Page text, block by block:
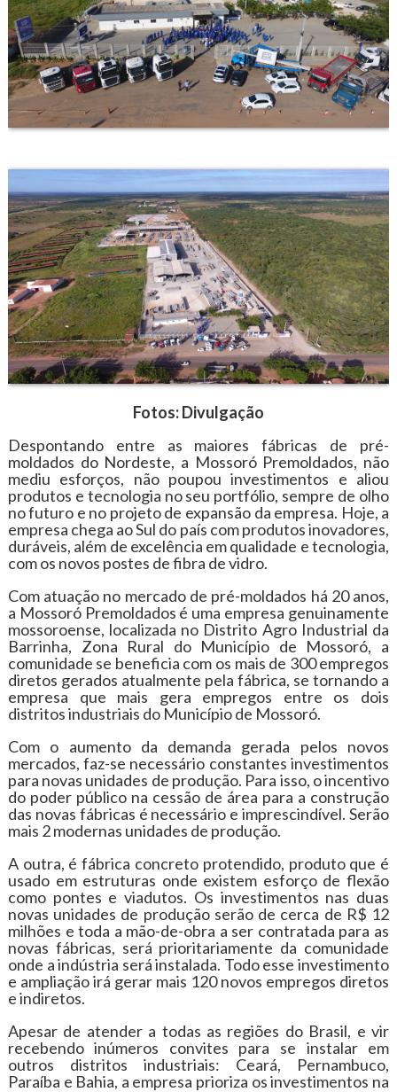
Fotos: Divulgação
Despontando entre as maiores fábricas de pré-
moldados do Nordeste, a Mossoró Premoldados, não
mediu esforços, não poupou investimentos e aliou
produtos e tecnologia no seu portfólio, sempre de olho
no futuro e no projeto de expansão da empresa. Hoje, a
empresa chega ao Sul do país com produtos inovadores,
duráveis, além de excelência em qualidade e tecnologia,
com os novos postes de fibra de vidro.
Com atuação no mercado de pré-moldados há 20 anos,
a Mossoró Premoldados é uma empresa genuinamente
mossoroense, localizada no Distrito Agro Industrial da
Barrinha, Zona Rural do Município de Mossoró, a
comunidade se beneficia com os mais de 300 empregos
diretos gerados atualmente pela fábrica, se tornando a
empresa que mais gera empregos entre os dois
distritos industriais do Município de Mossoró.
Com o aumento da demanda gerada pelos novos
mercados, faz-se necessário constantes investimentos
para novas unidades de produção. Para isso, o incentivo
do poder público na cessão de área para a construção
das novas fábricas é necessário e imprescindível. Serão
mais 2 modernas unidades de produção.
A outra, é fábrica concreto protendido, produto que é
usado em estruturas onde existem esforço de flexão
como pontes e viadutos. Os investimentos nas duas
novas unidades de produção serão de cerca de R$ 12
milhões e toda a mão-de-obra a ser contratada para as
novas fábricas, será prioritariamente da comunidade
onde a indústria será instalada. Todo esse investimento
e ampliação irá gerar mais 120 novos empregos diretos
e indiretos.
Apesar de atender a todas as regiões do Brasil, e vir
recebendo inúmeros convites para se instalar em
outros distritos industriais: Ceará, Pernambuco,
Paraíba e Bahia, a empresa prioriza os investimentos na